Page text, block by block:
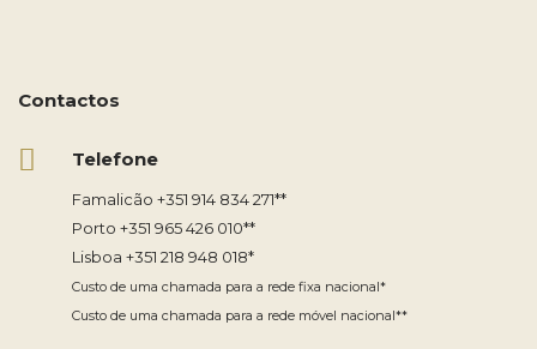
Contactos
Telefone
Famalicão +351 914 834 271**
Porto +351 965 426 010**
Lisboa +351 218 948 018*
Custo de uma chamada para a rede fixa nacional*
Custo de uma chamada para a rede móvel nacional**